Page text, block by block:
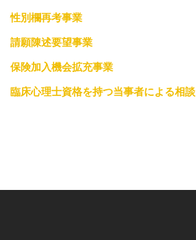
性別欄再考事業
請願陳述要望事業
保険加入機会拡充事業
臨床心理士資格を持つ当事者による相談